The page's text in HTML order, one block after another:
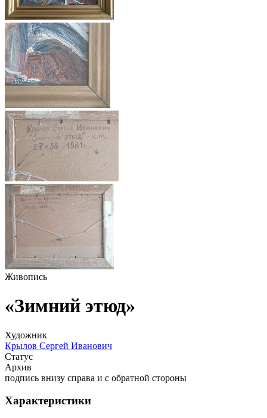
Живопись
«Зимний этюд»
Художник
Крылов Сергей Иванович
Статус
Архив
подпись внизу справа и с обратной стороны
Характеристики